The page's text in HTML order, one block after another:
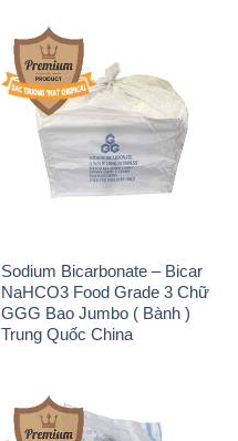
Sodium Bicarbonate – Bicar
NaHCO3 Food Grade 3 Chữ
GGG Bao Jumbo ( Bành )
Trung Quốc China